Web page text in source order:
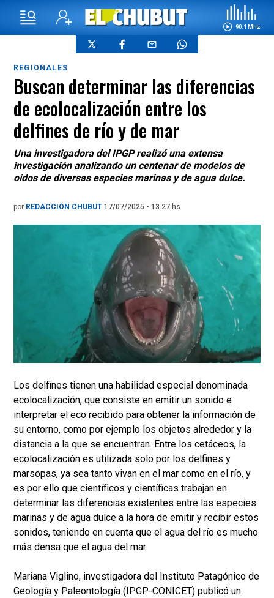
90.1 Mhz
REGIONALES
Buscan determinar las diferencias
de ecolocalización entre los
delfines de río y de mar
Una investigadora del IPGP realizó una extensa
investigación analizando un centenar de modelos de
oídos de diversas especies marinas y de agua dulce.
por REDACCIÓN CHUBUT 17/07/2025 - 13.27.hs
Los delfines tienen una habilidad especial denominada
ecolocalización, que consiste en emitir un sonido e
interpretar el eco recibido para obtener la información de
su entorno, como por ejemplo los objetos alrededor y la
distancia a la que se encuentran. Entre los cetáceos, la
ecolocalización es utilizada solo por los delfines y
marsopas, ya sea tanto vivan en el mar como en el río, y
es por ello que científicos y científicas trabajan en
determinar las diferencias existentes entre las especies
marinas y de agua dulce a la hora de emitir y recibir estos
sonidos, teniendo en cuenta que el agua del río es mucho
más densa que el agua del mar.
Mariana Viglino, investigadora del Instituto Patagónico de
Geología y Paleontología (IPGP-CONICET) publicó un